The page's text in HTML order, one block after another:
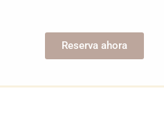
Reserva ahora